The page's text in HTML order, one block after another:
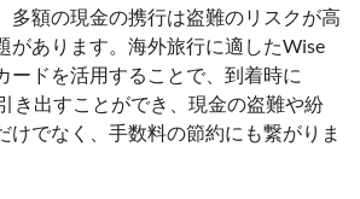
多額の現金の携行は盗難のリスクが高
があります。海外旅行に適したWise
ードを活用することで、到着時に
き出すことができ、現金の盗難や紛
けでなく、手数料の節約にも繋がりま